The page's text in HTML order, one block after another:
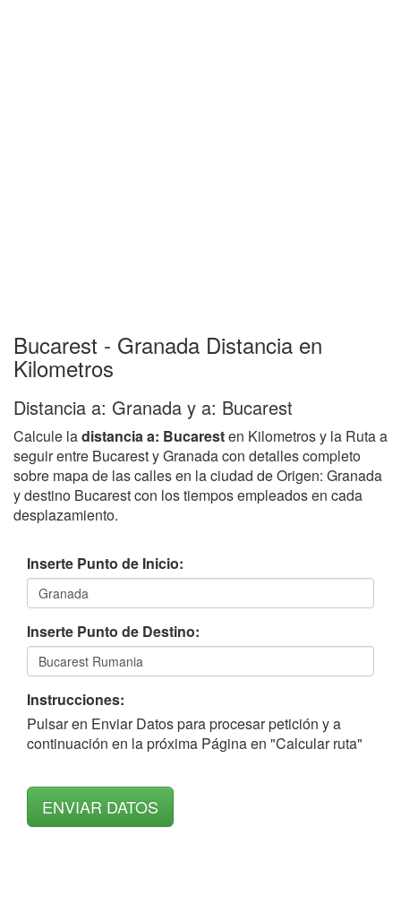
Bucarest - Granada Distancia en
Kilometros
Distancia a: Granada y a: Bucarest
Calcule ladistancia a: Bucaresten Kilometros y la Ruta a
seguir entre Bucarest y Granada con detalles completo
sobre mapa de las calles en la ciudad de Origen: Granada
y destino Bucarest con los tiempos empleados en cada
desplazamiento.
Inserte Punto de Inicio:
Inserte Punto de Destino:
Instrucciones:
Pulsar en Enviar Datos para procesar petición y a
continuación en la próxima Página en "Calcular ruta"